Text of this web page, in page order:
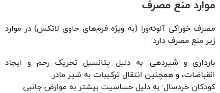
موارد منع مصرف
مصرف خوراکی آلوئه‌ورا (به ویژه فرم‌های حاوی لاتکس) در موارد
زیر منع مصرف دارد:
بارداری و شیردهی: به دلیل پتانسیل تحریک رحم و ایجاد
انقباضات، و همچنین انتقال ترکیبات به شیر مادر.
کودکان خردسال: به دلیل حساسیت بیشتر به عوارض جانبی.